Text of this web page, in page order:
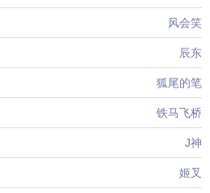
风会笑
辰东
狐尾的笔
铁马飞桥
J神
姬叉